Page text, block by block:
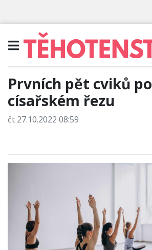
Prvních pět cviků po
císařském řezu
čt 27.10.2022 08:59